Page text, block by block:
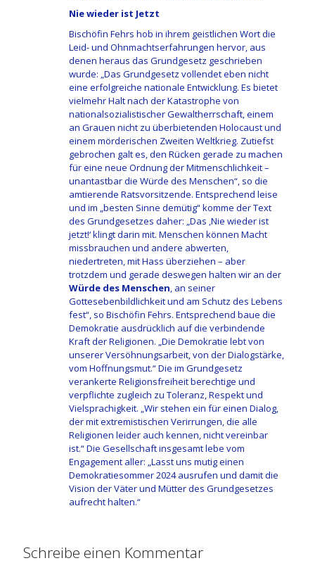
Nie wieder ist Jetzt
Bischöfin Fehrs hob in ihrem geistlichen Wort die
Leid- und Ohnmachtserfahrungen hervor, aus
denen heraus das Grundgesetz geschrieben
wurde: „Das Grundgesetz vollendet eben nicht
eine erfolgreiche nationale Entwicklung. Es bietet
vielmehr Halt nach der Katastrophe von
nationalsozialistischer Gewaltherrschaft, einem
an Grauen nicht zu überbietenden Holocaust und
einem mörderischen Zweiten Weltkrieg. Zutiefst
gebrochen galt es, den Rücken gerade zu machen
für eine neue Ordnung der Mitmenschlichkeit –
unantastbar die Würde des Menschen“, so die
amtierende Ratsvorsitzende. Entsprechend leise
und im „besten Sinne demütig“ komme der Text
des Grundgesetzes daher: „Das ,Nie wieder ist
jetzt!‘ klingt darin mit. Menschen können Macht
missbrauchen und andere abwerten,
niedertreten, mit Hass überziehen – aber
trotzdem und gerade deswegen halten wir an der
Würde des Menschen, an seiner
Gottesebenbildlichkeit und am Schutz des Lebens
fest“, so Bischöfin Fehrs. Entsprechend baue die
Demokratie ausdrücklich auf die verbindende
Kraft der Religionen. „Die Demokratie lebt von
unserer Versöhnungsarbeit, von der Dialogstärke,
vom Hoffnungsmut.“ Die im Grundgesetz
verankerte Religionsfreiheit berechtige und
verpflichte zugleich zu Toleranz, Respekt und
Vielsprachigkeit. „Wir stehen ein für einen Dialog,
der mit extremistischen Verirrungen, die alle
Religionen leider auch kennen, nicht vereinbar
ist.“ Die Gesellschaft insgesamt lebe vom
Engagement aller: „Lasst uns mutig einen
Demokratiesommer 2024 ausrufen und damit die
Vision der Väter und Mütter des Grundgesetzes
aufrecht halten.“
Schreibe einen Kommentar